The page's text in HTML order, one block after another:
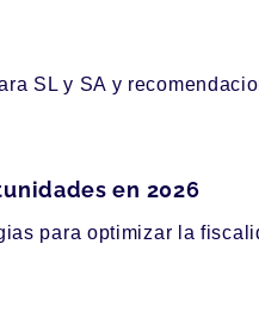
SL y SA y
en 2026
para optimizar la